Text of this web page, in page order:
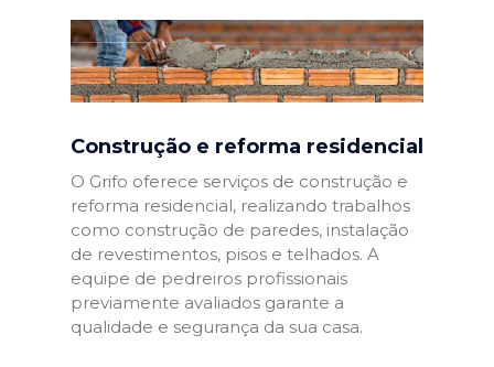
Construção e reforma residencial
O Grifo oferece serviços de construção e
reforma residencial, realizando trabalhos
como construção de paredes, instalação
de revestimentos, pisos e telhados. A
equipe de pedreiros profissionais
previamente avaliados garante a
qualidade e segurança da sua casa.